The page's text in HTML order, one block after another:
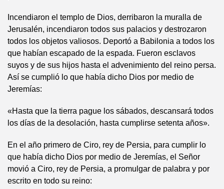
Incendiaron el templo de Dios, derribaron la muralla de
Jerusalén, incendiaron todos sus palacios y destrozaron
todos los objetos valiosos. Deportó a Babilonia a todos los
que habían escapado de la espada. Fueron esclavos
suyos y de sus hijos hasta el advenimiento del reino persa.
Así se cumplió lo que había dicho Dios por medio de
Jeremías:
«Hasta que la tierra pague los sábados, descansará todos
los días de la desolación, hasta cumplirse setenta años».
En el año primero de Ciro, rey de Persia, para cumplir lo
que había dicho Dios por medio de Jeremías, el Señor
movió a Ciro, rey de Persia, a promulgar de palabra y por
escrito en todo su reino: